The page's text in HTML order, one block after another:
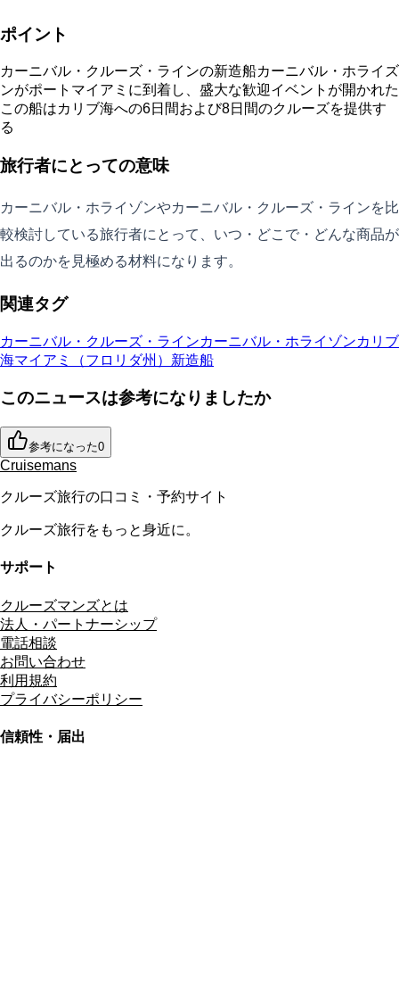
ポイント
カーニバル・クルーズ・ラインの新造船カーニバル・ホライズ
ンがポートマイアミに到着し、盛大な歓迎イベントが開かれた
この船はカリブ海への6日間および8日間のクルーズを提供す
る
旅行者にとっての意味
カーニバル・ホライゾンやカーニバル・クルーズ・ラインを比
較検討している旅行者にとって、いつ・どこで・どんな商品が
出るのかを見極める材料になります。
関連タグ
カーニバル・クルーズ・ラインカーニバル・ホライゾンカリブ
海マイアミ（フロリダ州） 新造船
このニュースは参考になりましたか
参考になった0
Cruisemans
クルーズ旅行の口コミ・予約サイト
クルーズ旅行をもっと身近に。
サポート
クルーズマンズとは
法人・パートナーシップ
電話相談
お問い合わせ
利用規約
プライバシーポリシー
信頼性・届出